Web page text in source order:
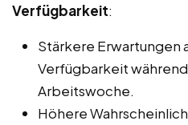
Verfügbarkeit:
Stärkere Erwartungen
Verfügbarkeit
Arbeitswoche.
Höhere